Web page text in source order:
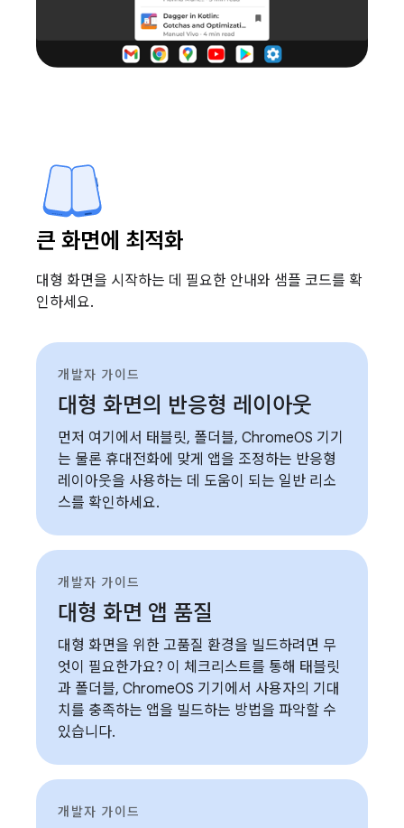
큰 화면에 최적화
대형 화면을 시작하는 데 필요한 안내와 샘플 코드를 확
인하세요.
개발자 가이드
대형 화면의 반응형 레이아웃
먼저 여기에서 태블릿, 폴더블, ChromeOS 기기
는 물론 휴대전화에 맞게 앱을 조정하는 반응형
레이아웃을 사용하는 데 도움이 되는 일반 리소
스를 확인하세요.
개발자 가이드
대형 화면 앱 품질
대형 화면을 위한 고품질 환경을 빌드하려면 무
엇이 필요한가요? 이 체크리스트를 통해 태블릿
과 폴더블, ChromeOS 기기에서 사용자의 기대
치를 충족하는 앱을 빌드하는 방법을 파악할 수
있습니다.
개발자 가이드